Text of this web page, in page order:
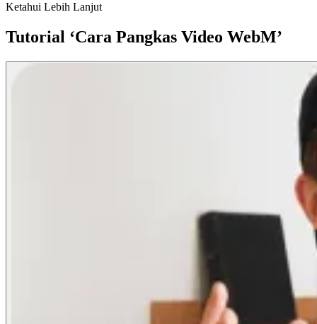
Ketahui Lebih Lanjut
Tutorial ‘Cara Pangkas Video WebM’